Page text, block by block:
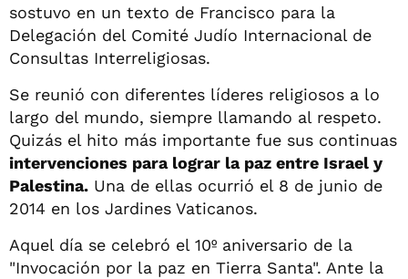
sostuvo en un texto de Francisco para la
Delegación del Comité Judío Internacional de
Consultas Interreligiosas.
Se reunió con diferentes líderes religiosos a lo
largo del mundo, siempre llamando al respeto.
Quizás el hito más importante fue sus continuas
intervenciones para lograr la paz entre Israel y
Palestina. Una de ellas ocurrió el 8 de junio de
2014 en los Jardines Vaticanos.
Aquel día se celebró el 10º aniversario de la
"Invocación por la paz en Tierra Santa". Ante la